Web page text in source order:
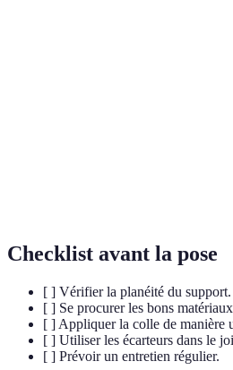
Checklist avant la pose
[ ] Vérifier la planéité du support.
[ ] Se procurer les bons
[ ] Appliquer la colle de manière
[ ] Utiliser les écarteurs dans le
[ ] Prévoir un entretien régulier.